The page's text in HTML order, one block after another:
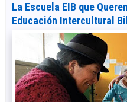
La Escuela EIB que
Educación Intercultural